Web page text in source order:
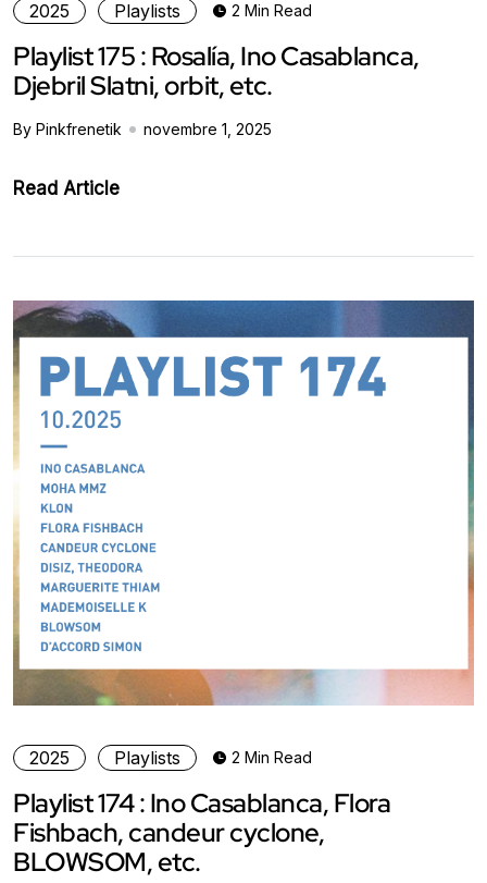
2025 Playlists 2 Min Read
Playlist 175 : Rosalía, Ino Casablanca,
Djebril Slatni, orbit, etc.
By Pinkfrenetik novembre 1, 2025
Read Article
2025 Playlists 2 Min Read
Playlist 174 : Ino Casablanca, Flora
Fishbach, candeur cyclone,
BLOWSOM, etc.